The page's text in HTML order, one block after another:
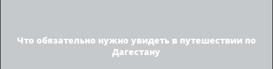
Что обязательно нужно увидеть в путешествии по
Дагестану